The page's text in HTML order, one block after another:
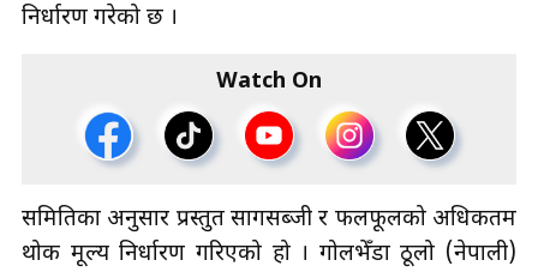
निर्धारण गरेको छ ।
Watch On
समितिका अनुसार प्रस्तुत सागसब्जी र फलफूलको अधिकतम
थोक मूल्य निर्धारण गरिएको हो । गोलभेँडा ठूलो (नेपाली)